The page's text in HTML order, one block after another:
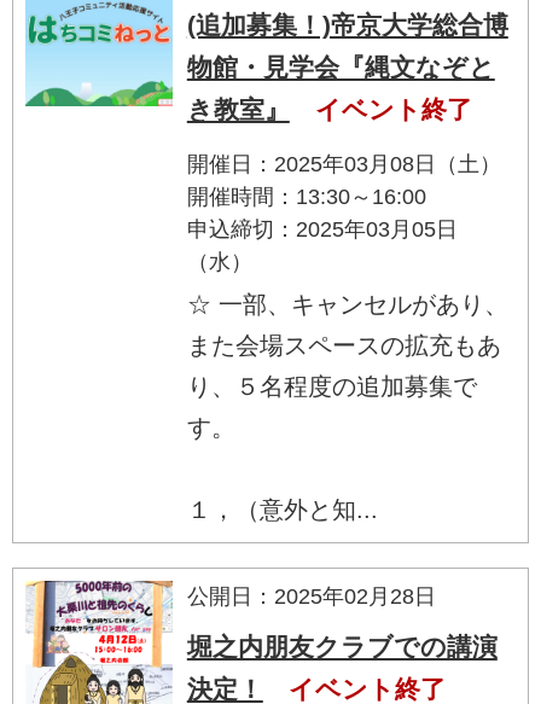
(追加募集！)帝京大学総合博
物館・見学会『縄文なぞと
き教室』
イベント終了
開催日：2025年03月08日（土）
開催時間：13:30～16:00
申込締切：2025年03月05日
（水）
☆ 一部、キャンセルがあり、
また会場スペースの拡充もあ
り、５名程度の追加募集で
す。
１，（意外と知...
公開日：2025年02月28日
堀之内朋友クラブでの講演
決定！
イベント終了